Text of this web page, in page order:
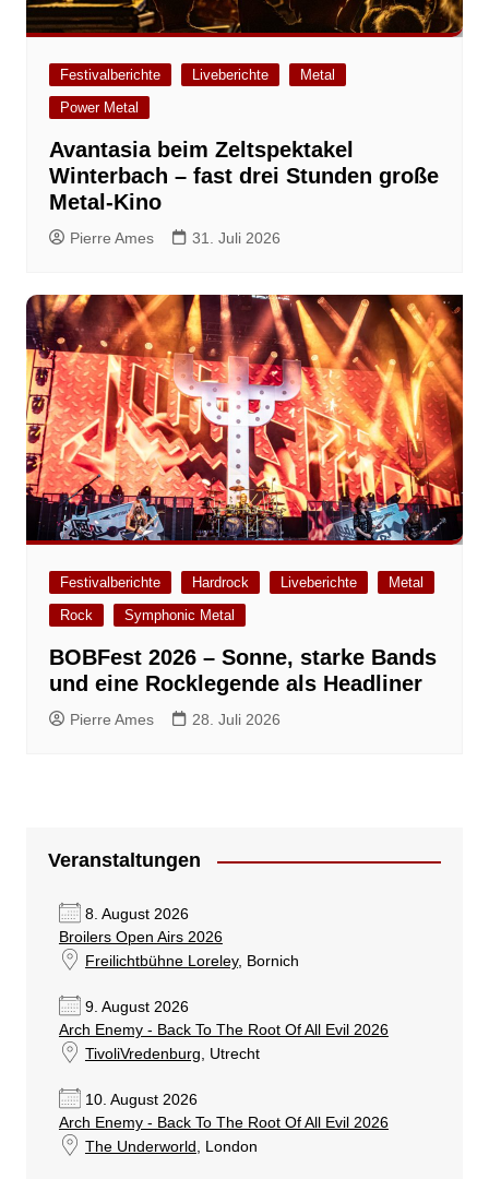
Festivalberichte Liveberichte
Metal
Power Metal
Avantasia beim Zeltspektakel
Winterbach – fast drei Stunden große
Metal-Kino
Pierre Ames 31. Juli 2026
Festivalberichte Hardrock Liveberichte
Metal
Rock
Symphonic Metal
BOBFest 2026 – Sonne, starke Bands
und eine Rocklegende als Headliner
Pierre Ames 28. Juli 2026
Veranstaltungen
8. August 2026
Broilers Open Airs 2026
Freilichtbühne Loreley, Bornich
9. August 2026
Arch Enemy - Back To The Root Of All Evil 2026
TivoliVredenburg, Utrecht
10. August 2026
Arch Enemy - Back To The Root Of All Evil 2026
The Underworld , London